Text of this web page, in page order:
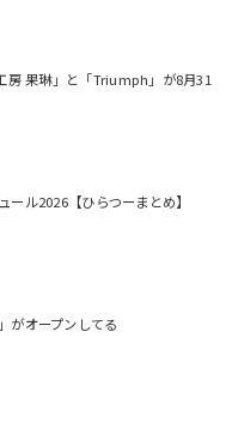
房 果琳」と「Triumph」が8月31
ール2026【ひらつーまとめ】
がオープンしてる